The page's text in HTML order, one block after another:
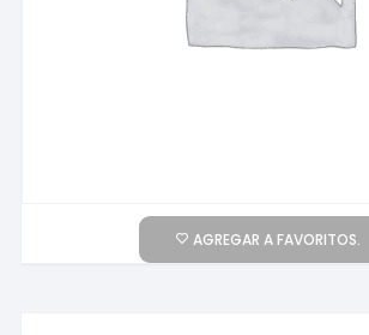
AGREGAR A FAVORITOS.